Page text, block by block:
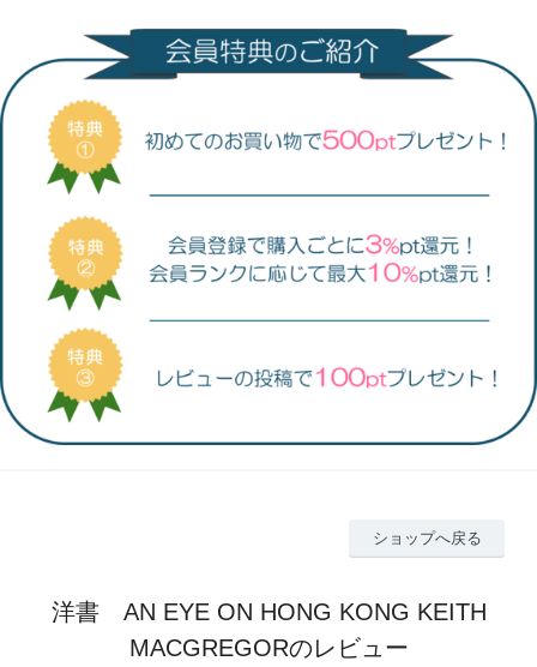
ショップへ戻る
洋書 AN EYE ON HONG KONG KEITH
MACGREGORのレビュー